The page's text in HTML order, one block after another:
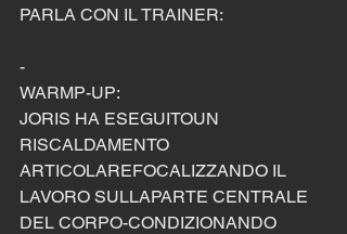
PARLA CON IL TRAINER:
-
WARMP-UP:
JORIS HA ESEGUITOUN
RISCALDAMENTO
ARTICOLAREFOCALIZZANDO IL
LAVORO SULLAPARTE CENTRALE
DEL CORPO-CONDIZIONANDO